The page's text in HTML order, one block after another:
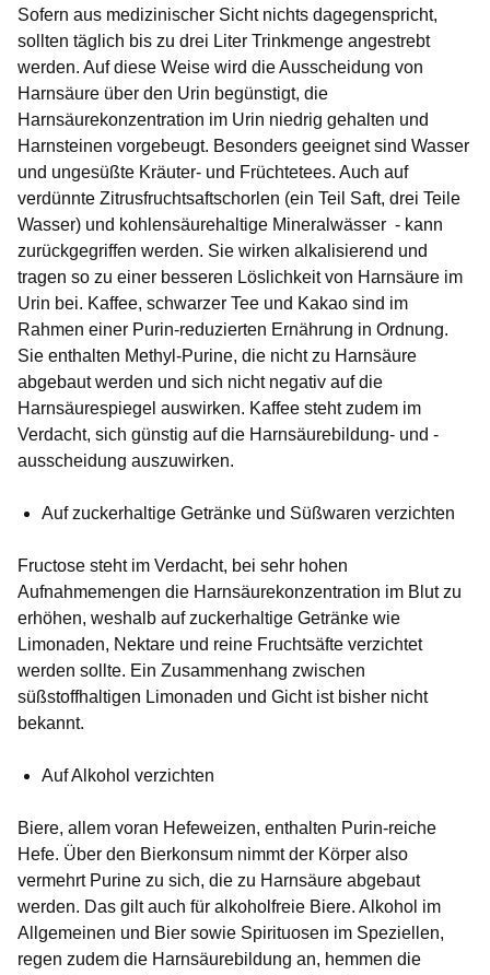
Sofern aus medizinischer Sicht nichts dagegenspricht,
sollten täglich bis zu drei Liter Trinkmenge angestrebt
werden. Auf diese Weise wird die Ausscheidung von
Harnsäure über den Urin begünstigt, die
Harnsäurekonzentration im Urin niedrig gehalten und
Harnsteinen vorgebeugt. Besonders geeignet sind Wasser
und ungesüßte Kräuter- und Früchtetees. Auch auf
verdünnte Zitrusfruchtsaftschorlen (ein Teil Saft, drei Teile
Wasser) und kohlensäurehaltige Mineralwässer - kann
zurückgegriffen werden. Sie wirken alkalisierend und
tragen so zu einer besseren Löslichkeit von Harnsäure im
Urin bei. Kaffee, schwarzer Tee und Kakao sind im
Rahmen einer Purin-reduzierten Ernährung in Ordnung.
Sie enthalten Methyl-Purine, die nicht zu Harnsäure
abgebaut werden und sich nicht negativ auf die
Harnsäurespiegel auswirken. Kaffee steht zudem im
Verdacht, sich günstig auf die Harnsäurebildung- und -
ausscheidung auszuwirken.
Auf zuckerhaltige Getränke und Süßwaren verzichten
Fructose steht im Verdacht, bei sehr hohen
Aufnahmemengen die Harnsäurekonzentration im Blut zu
erhöhen, weshalb auf zuckerhaltige Getränke wie
Limonaden, Nektare und reine Fruchtsäfte verzichtet
werden sollte. Ein Zusammenhang zwischen
süßstoffhaltigen Limonaden und Gicht ist bisher nicht
bekannt.
Auf Alkohol verzichten
Biere, allem voran Hefeweizen, enthalten Purin-reiche
Hefe. Über den Bierkonsum nimmt der Körper also
vermehrt Purine zu sich, die zu Harnsäure abgebaut
werden. Das gilt auch für alkoholfreie Biere. Alkohol im
Allgemeinen und Bier sowie Spirituosen im Speziellen,
regen zudem die Harnsäurebildung an, hemmen die